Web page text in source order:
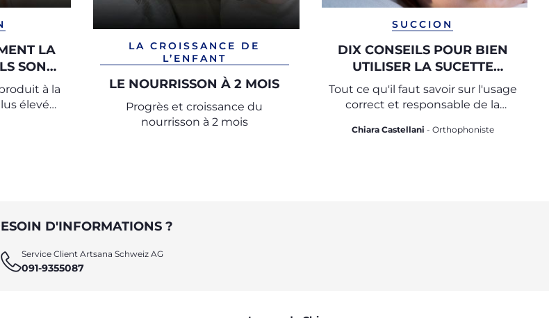
LA
SONT
?
à la
élevée
LA CROISSANCE DE
L’ENFANT
LE NOURRISSON À 2 MOIS
Progrès et croissance du
nourrisson à 2 mois
SUCCION
DIX CONSEILS POUR BIEN
UTILISER LA SUCETTE
(TÉTINE)
Tout ce qu'il faut savoir sur l'usage
correct et responsable de la
Chiara Castellani - Orthophoniste
D'INFORMATIONS ?
Service Client Artsana Schweiz AG
091-9355087